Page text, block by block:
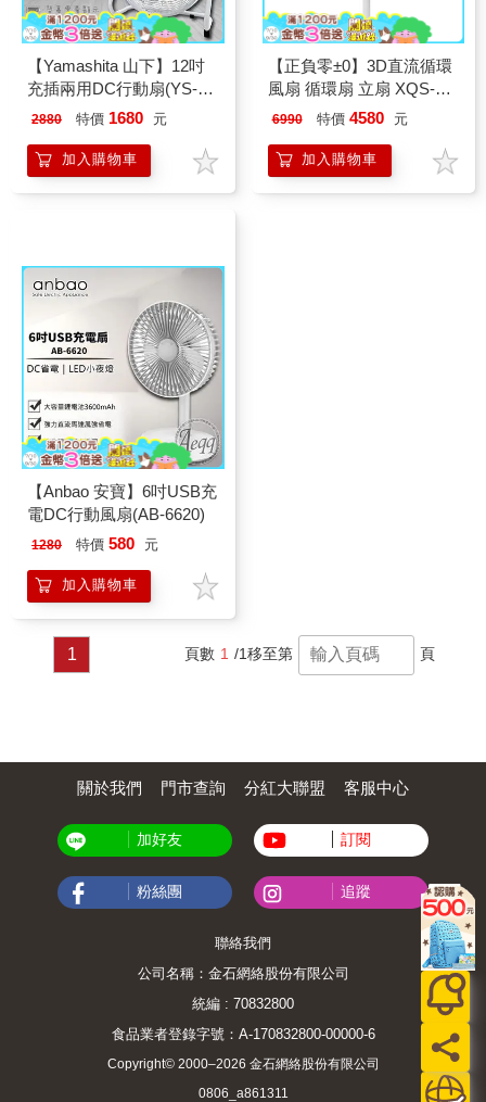
【Yamashita 山下】12吋
充插兩用DC行動扇(YS-
8012F)
2880 特價 1680 元
加入購物車
【正負零±0】3D直流循環
風扇 循環扇 立扇 XQS-
G630
6990 特價 4580 元
加入購物車
【Anbao 安寶】6吋USB充
電DC行動風扇(AB-6620)
1280 特價 580 元
加入購物車
1 頁數 1 /1移至第 頁
關於我們 門市查詢 分紅大聯盟 客服中心
加好友 訂閱
粉絲團 追蹤
聯絡我們
公司名稱：金石網絡股份有限公司
統編 : 70832800
食品業者登錄字號：A-170832800-00000-6
Copyright© 2000–2026 金石網絡股份有限公司
0806_a861311